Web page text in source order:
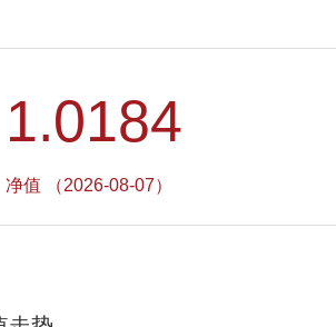
1.0184
净值 （2026-08-07）